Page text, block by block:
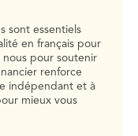
sont essentiels
en français pour
nous pour soutenir
renforce
indépendant et à
mieux vous